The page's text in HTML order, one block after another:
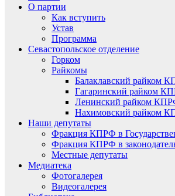
О партии
Как вступить
Устав
Программа
Севастопольское отделение
Горком
Райкомы
Балаклавский райком
Гагаринский райком
Ленинский райком
Нахимовский райком
Наши депутаты
Фракция КПРФ в
Фракция КПРФ в
Местные депутаты
Медиатека
Фотогалерея
Видеогалерея